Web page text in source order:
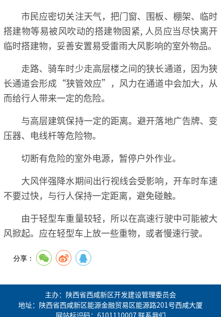
市民应密切关注天气，把门窗、围板、棚架、临时
搭建物等易被风吹动的搭建物固紧, 人员应当尽快离开
临时搭建物，妥善安置易受雷雨大风影响的室外物品。
走路、骑车时少走高层楼之间的狭长通道，因为狭
长通道会形成“狭管效应”，风力在通道中会加大，从
而给行人带来一定的危险。
与高层建筑保持一定的距离。避开落地广告牌、变
压器、电线杆等危险物。
切断有危险的室外电源，暂停户外作业。
大风伴强降水期间出行视线会受影响，开车时车速
不要过快，与行人保持一定距离，避免碰触。
由于轻型车重量较轻，所以在高速行驶中可能被大
风掀起。应在轻型车上放一些重物，或者慢速行驶。
分享：
主办：陕西省西咸新区开发建设管理委员会
地址：陕西省西咸新区能源金融贸易区能源路201号西咸大厦
网站标识码：6101110007 联系我们